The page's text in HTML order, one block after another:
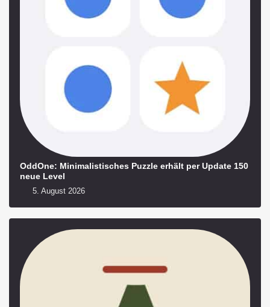
OddOne: Minimalistisches Puzzle erhält per Update 150
neue Level
5. August 2026